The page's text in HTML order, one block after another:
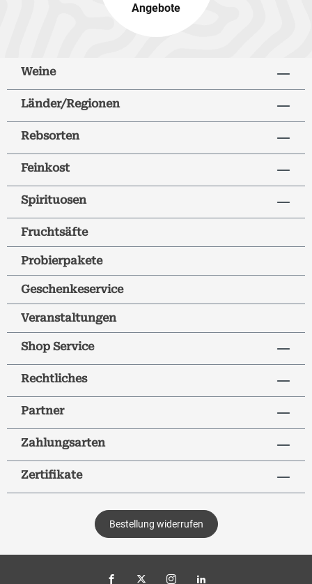
Angebote
Weine
Länder/Regionen
Rebsorten
Feinkost
Spirituosen
Fruchtsäfte
Probierpakete
Geschenkeservice
Veranstaltungen
Shop Service
Rechtliches
Partner
Zahlungsarten
Zertifikate
Bestellung widerrufen